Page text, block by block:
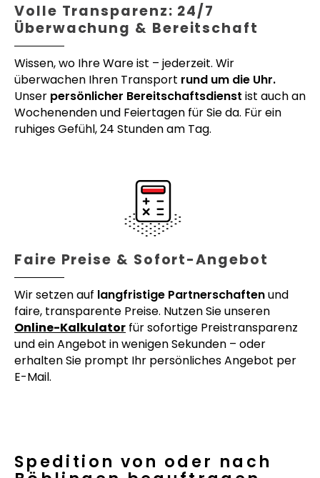
Volle Transparenz: 24/7
Überwachung & Bereitschaft
Wissen, wo Ihre Ware ist – jederzeit. Wir
überwachen Ihren Transport rund um die Uhr.
Unser persönlicher Bereitschaftsdienst ist auch an
Wochenenden und Feiertagen für Sie da. Für ein
ruhiges Gefühl, 24 Stunden am Tag.
Faire Preise & Sofort-Angebot
Wir setzen auf langfristige Partnerschaftenund
faire, transparente Preise. Nutzen Sie unseren
Online-Kalkulator für sofortige Preistransparenz
und ein Angebot in wenigen Sekunden – oder
erhalten Sie prompt Ihr persönliches Angebot per
E-Mail.
Spedition von oder nach